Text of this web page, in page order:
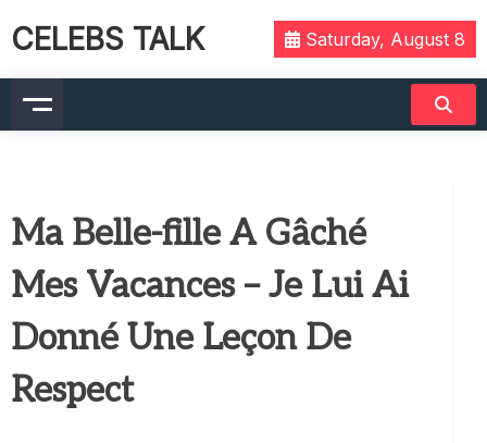
CELEBS TALK Saturday, August 8
Ma Belle-fille A Gâché
Mes Vacances – Je Lui Ai
Donné Une Leçon De
Respect